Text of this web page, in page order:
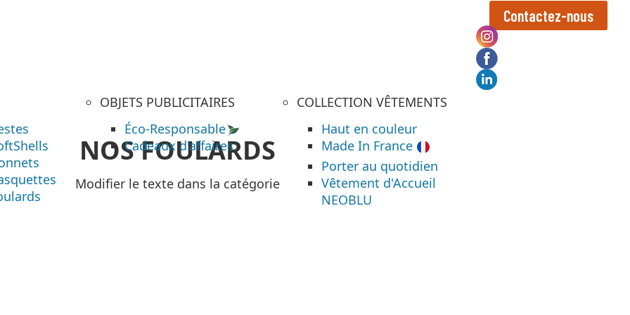
OBJETS PUBLICITAIRES
Éco-Responsable
Cadeaux d'affaires
COLLECTION VÊTEMENTS
Haut en couleur
Made In France
Porter au quotidien
Vêtement d'Accueil
NEOBLU
Contactez-nous
NOS FOULARDS
Modifier le texte dans la catégorie